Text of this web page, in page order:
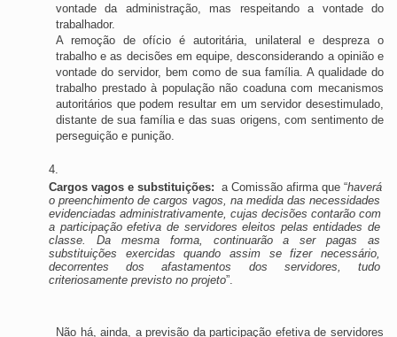
vontade da administração, mas respeitando a vontade do
trabalhador.
A remoção de ofício é autoritária, unilateral e despreza o
trabalho e as decisões em equipe, desconsiderando a opinião e
vontade do servidor, bem como de sua família. A qualidade do
trabalho prestado à população não coaduna com mecanismos
autoritários que podem resultar em um servidor desestimulado,
distante de sua família e das suas origens, com sentimento de
perseguição e punição.
Cargos vagos e substituições: a Comissão afirma que “haverá
o preenchimento de cargos vagos, na medida das necessidades
evidenciadas administrativamente, cujas decisões contarão com
a participação efetiva de servidores eleitos pelas entidades de
classe. Da mesma forma, continuarão a ser pagas as
substituições exercidas quando assim se fizer necessário,
decorrentes dos afastamentos dos servidores, tudo
criteriosamente previsto no projeto”.